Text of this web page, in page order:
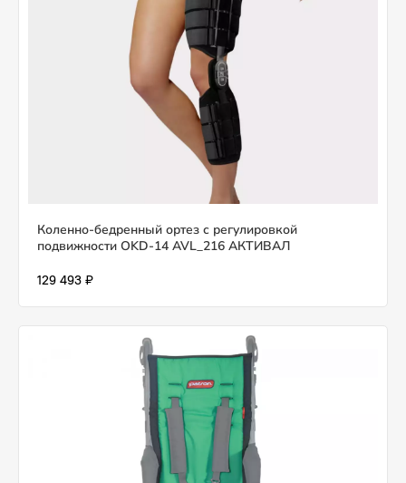
Коленно-бедренный ортез с регулировкой
подвижности OKD-14 AVL_216 АКТИВАЛ
129 493 ₽